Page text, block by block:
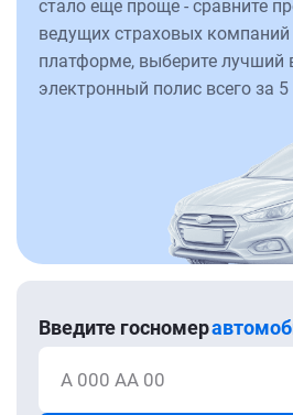
стало еще проще - сравните
ведущих страховых компаний
платформе, выберите лучший
электронный полис всего за
Введите госномер
А 000 АА 00